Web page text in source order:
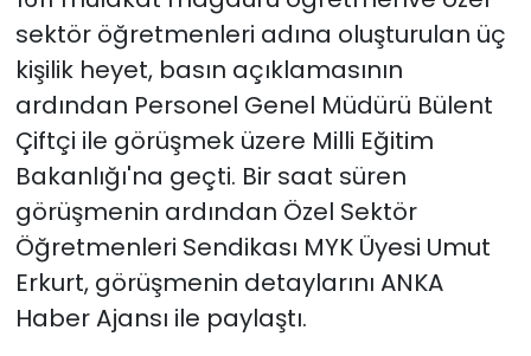
sektör öğretmenleri adına oluşturulan üç
kişilik heyet, basın açıklamasının
ardından Personel Genel Müdürü Bülent
Çiftçi ile görüşmek üzere Milli Eğitim
Bakanlığı'na geçti. Bir saat süren
görüşmenin ardından Özel Sektör
Öğretmenleri Sendikası MYK Üyesi Umut
Erkurt, görüşmenin detaylarını ANKA
Haber Ajansı ile paylaştı.